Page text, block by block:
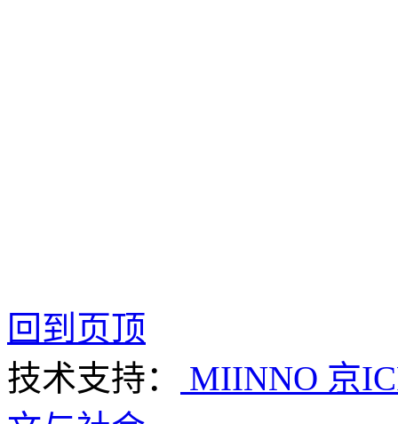
回到页顶
技术支持：
MIINNO 京